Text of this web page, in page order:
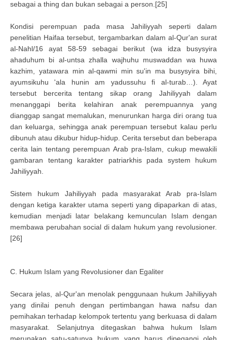
sebagai a thing dan bukan sebagai a person.[25]
Kondisi perempuan pada masa Jahiliyyah seperti dalam
penelitian Haifaa tersebut, tergambarkan dalam al-Qur'an surat
al-Nahl/16 ayat 58-59 sebagai berikut (wa idza busysyira
ahaduhum bi al-untsa zhalla wajhuhu muswaddan wa huwa
kazhim, yatawara min al-qawmi min su'in ma busysyira bihi,
ayumsikuhu 'ala hunin am yadussuhu fi al-turab…). Ayat
tersebut bercerita tentang sikap orang Jahiliyyah dalam
menanggapi berita kelahiran anak perempuannya yang
dianggap sangat memalukan, menurunkan harga diri orang tua
dan keluarga, sehingga anak perempuan tersebut kalau perlu
dibunuh atau dikubur hidup-hidup. Cerita tersebut dan beberapa
cerita lain tentang perempuan Arab pra-Islam, cukup mewakili
gambaran tentang karakter patriarkhis pada system hukum
Jahiliyyah.
Sistem hukum Jahiliyyah pada masyarakat Arab pra-Islam
dengan ketiga karakter utama seperti yang dipaparkan di atas,
kemudian menjadi latar belakang kemunculan Islam dengan
membawa perubahan social di dalam hukum yang revolusioner.
[26]
C. Hukum Islam yang Revolusioner dan Egaliter
Secara jelas, al-Qur'an menolak penggunaan hukum Jahiliyyah
yang dinilai penuh dengan pertimbangan hawa nafsu dan
pemihakan terhadap kelompok tertentu yang berkuasa di dalam
masyarakat. Selanjutnya ditegaskan bahwa hukum Islam